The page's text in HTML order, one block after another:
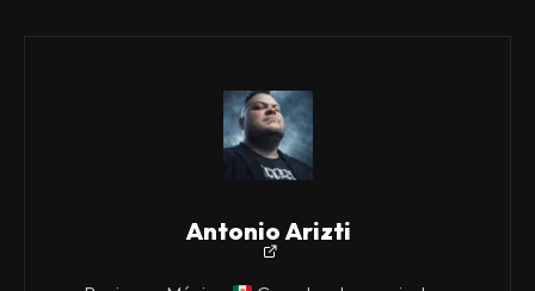
Antonio Arizti